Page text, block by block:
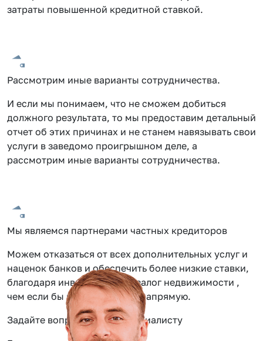
затраты повышенной кредитной ставкой.
Рассмотрим иные варианты сотрудничества.
И если мы понимаем, что не сможем добиться
должного результата, то мы предоставим детальный
отчет об этих причинах и не станем навязывать свои
услуги в заведомо проигрышном деле, а
рассмотрим иные варианты сотрудничества.
Мы являемся партнерами частных кредиторов
Можем отказаться от всех дополнительных услуг и
наценок банков и обеспечить более низкие ставки,
благодаря инвестиции под залог недвижимости ,
чем если бы вы обращались напрямую.
Задайте вопрос нашему специалисту